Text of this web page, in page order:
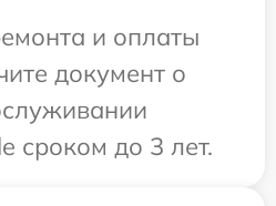
и оплаты
документ о
сроком до 3 лет.